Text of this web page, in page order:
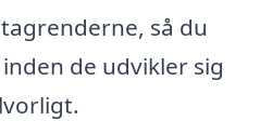
så du
de udvikler sig